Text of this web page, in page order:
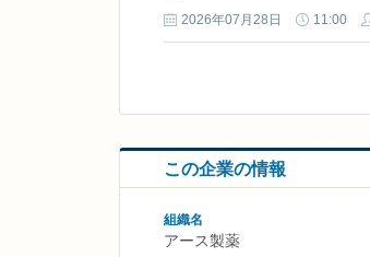
2026年07月28日 11:00
この企業の情報
組織名
アース製薬